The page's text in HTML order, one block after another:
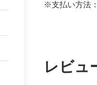
※支払い方法
レビュ